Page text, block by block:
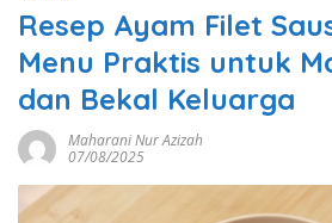
Resep Ayam Filet
Menu Praktis untuk
dan Bekal Keluarga
Maharani Nur Azizah
07/08/2025